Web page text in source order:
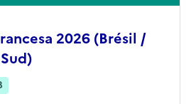
2026 (Brésil /